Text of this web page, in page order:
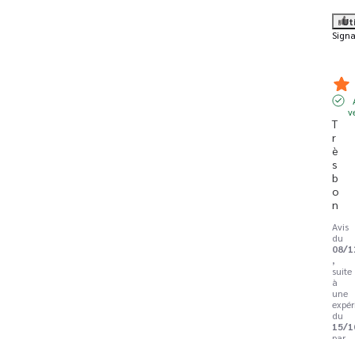
T
r
è
s
b
o
n
Avis
du
08/
,
suite
à
une
du
15/